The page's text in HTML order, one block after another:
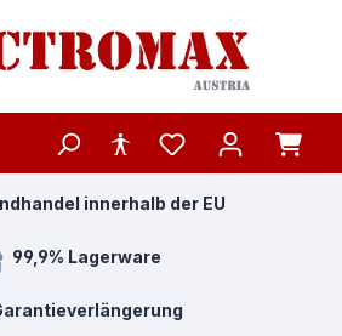
innerhalb der EU
99,9% Lagerware